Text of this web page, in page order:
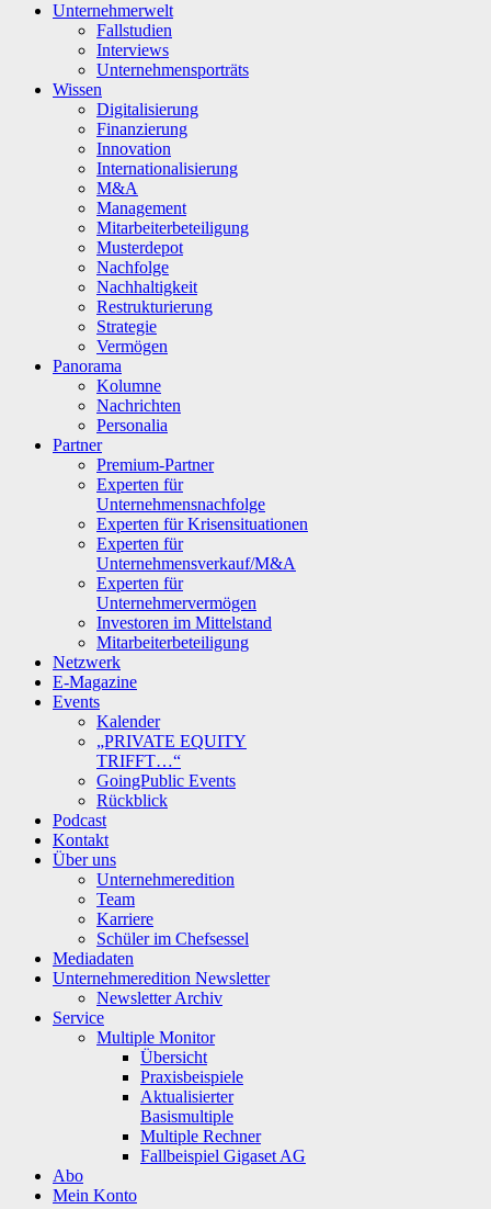
Unternehmerwelt
Fallstudien
Interviews
Unternehmensporträts
Wissen
Digitalisierung
Finanzierung
Innovation
Internationalisierung
M&A
Management
Mitarbeiterbeteiligung
Musterdepot
Nachfolge
Nachhaltigkeit
Restrukturierung
Strategie
Vermögen
Panorama
Kolumne
Nachrichten
Personalia
Partner
Premium-Partner
Experten für
Unternehmensnachfolge
Experten für Krisensituationen
Experten für
Unternehmensverkauf/M&A
Experten für
Unternehmervermögen
Investoren im Mittelstand
Mitarbeiterbeteiligung
Netzwerk
E-Magazine
Events
Kalender
„PRIVATE EQUITY
TRIFFT…“
GoingPublic Events
Rückblick
Podcast
Kontakt
Über uns
Unternehmeredition
Team
Karriere
Schüler im Chefsessel
Mediadaten
Unternehmeredition Newsletter
Newsletter Archiv
Service
Multiple Monitor
Übersicht
Praxisbeispiele
Aktualisierter
Basismultiple
Multiple Rechner
Fallbeispiel Gigaset AG
Abo
Mein Konto